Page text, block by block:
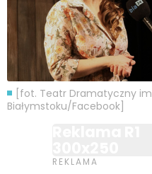
[fot. Teatr Dramatyczny
Białymstoku/Facebook]